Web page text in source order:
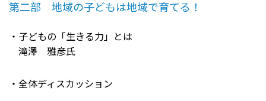
第二部 地域の子どもは地域で育てる！
・子どもの「生きる力」とは
滝澤 雅彦氏
・全体ディスカッション